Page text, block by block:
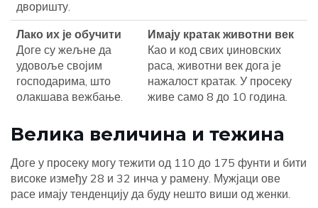
дворишту.
Лако их је обучити
Доге су жељне да
удовоље својим
господарима, што
олакшава вежбање.
Имају кратак животни век
Као и код свих џиновских
раса, животни век дога је
нажалост кратак. У просеку
живе само 8 до 10 година.
Велика величина и тежина
Доге у просеку могу тежити од 110 до 175 фунти и бити
високе између 28 и 32 инча у рамену. Мужјаци ове
расе имају тенденцију да буду нешто виши од женки.